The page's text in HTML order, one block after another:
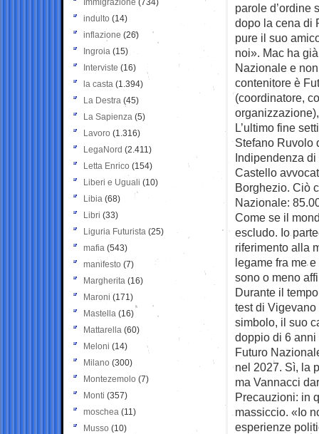
parole d’ordine
dopo la cena di
pure il suo
noi». Mac ha
Nazionale e
contenitore è
(coordinatore,
L’ultimo fine
Stefano Ruvolo
Indipendenza
Castello
Borghezio. Ciò
Nazionale:
Come se il
escludo. Io
riferimento alla
legame fra me
sono o meno
Durante il
test di
simbolo, il suo
doppio di 6 anni
Futuro
nel 2027. Sì, la
ma Vannacci
Precauzioni: in
massiccio. «Io
esperienze
Immigrazione (734)
indulto (14)
inflazione (26)
Ingroia (15)
Interviste (16)
la casta (1.394)
La Destra (45)
La Sapienza (5)
Lavoro (1.316)
LegaNord (2.411)
Letta Enrico (154)
Liberi e Uguali (10)
Libia (68)
Libri (33)
Liguria Futurista (25)
mafia (543)
manifesto (7)
Margherita (16)
Maroni (171)
Mastella (16)
Mattarella (60)
Meloni (14)
Milano (300)
Montezemolo (7)
Monti (357)
moschea (11)
Musso (10)